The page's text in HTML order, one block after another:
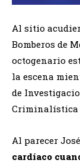
Al sitio
Bomberos de
octogenario
la escena
de
Criminalística
Al parecer
cardíaco